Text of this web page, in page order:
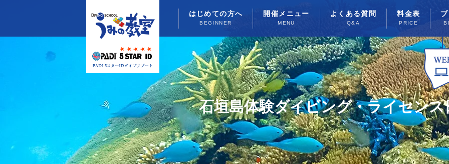
はじめての方へ
BEGINNER
開催メニュー
MENU
よくある質問
Q&A
料金表
PRICE
石垣島体験ダイビング・ライセンス